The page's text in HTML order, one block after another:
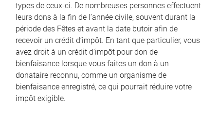
types de ceux-ci. De nombreuses personnes effectuent
leurs dons à la fin de l’année civile, souvent durant la
période des Fêtes et avant la date butoir afin de
recevoir un crédit d’impôt. En tant que particulier, vous
avez droit à un crédit d’impôt pour don de
bienfaisance lorsque vous faites un don à un
donataire reconnu, comme un organisme de
bienfaisance enregistré, ce qui pourrait réduire votre
impôt exigible.